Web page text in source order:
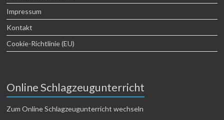
Impressum
Kontakt
Cookie-Richtlinie (EU)
Online Schlagzeugunterricht
Zum Online Schlagzeugunterricht wechseln